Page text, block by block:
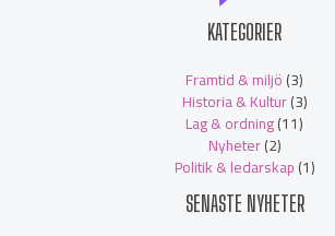
KATEGORIER
Framtid & miljö(3)
Historia & Kultur(3)
Lag & ordning(11)
Nyheter(2)
Politik & ledarskap(1)
SENASTE NYHETER